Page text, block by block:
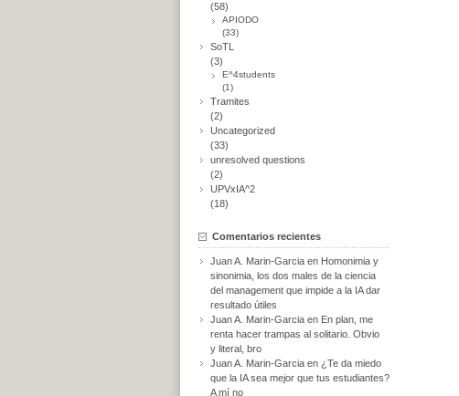
(58)
APIODO
(33)
SoTL
(3)
E^4students
(1)
Tramites
(2)
Uncategorized
(33)
unresolved questions
(2)
UPVxIA^2
(18)
Comentarios recientes
Juan A. Marin-Garcia en Homonimia y
sinonimia, los dos males de la ciencia
del management que impide a la IA dar
resultado útiles
Juan A. Marin-Garcia en En plan, me
renta hacer trampas al solitario. Obvio
y literal, bro
Juan A. Marin-Garcia en ¿Te da miedo
que la IA sea mejor que tus estudiantes?
A mí no